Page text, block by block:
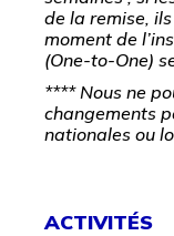
de la remise,
moment de l
(One-to-One)
**** Nous ne
changements
nationales ou
ACTIVITÉS